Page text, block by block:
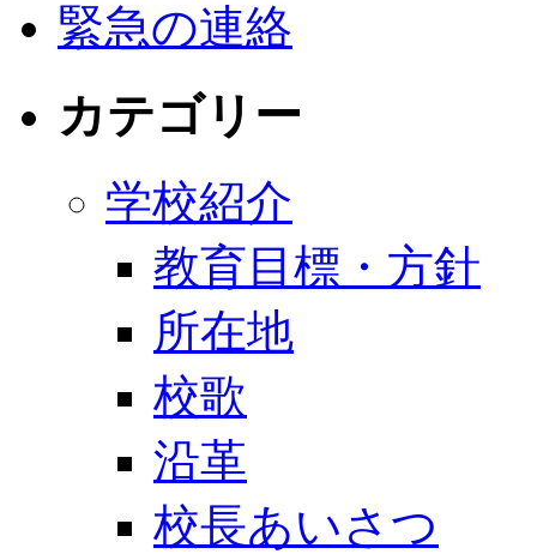
緊急の連絡
カテゴリー
学校紹介
教育目標・方針
所在地
校歌
沿革
校長あいさつ